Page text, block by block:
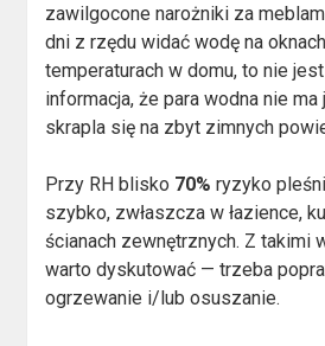
zawilgocone narożniki za
dni z rzędu widać wodę na
temperaturach w domu, to nie
informacja, że para wodna nie ma
skrapla się na zbyt zimnych
Przy RH blisko 70% ryzyko
szybko, zwłaszcza w łazience,
ścianach zewnętrznych. Z takimi
warto dyskutować — trzeba
ogrzewanie i/lub osuszanie.